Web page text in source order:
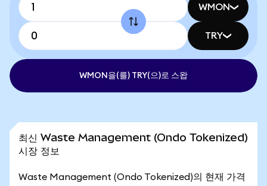
WMON
TRY
WMON을(를) TRY(으)로 스왑
최신 Waste Management (Ondo Tokenized)
시장 정보
Waste Management (Ondo Tokenized)의 현재 가격